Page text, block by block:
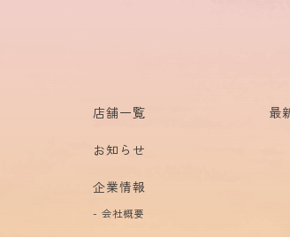
店舗一覧
お知らせ
企業情報
会社概要
最